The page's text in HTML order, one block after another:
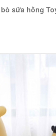
sữa hồng